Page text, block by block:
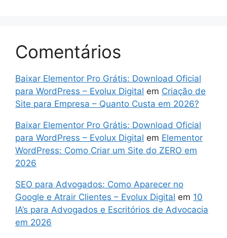
Comentários
Baixar Elementor Pro Grátis: Download Oficial
para WordPress – Evolux Digital em Criação de
Site para Empresa – Quanto Custa em 2026?
Baixar Elementor Pro Grátis: Download Oficial
para WordPress – Evolux Digital em Elementor
WordPress: Como Criar um Site do ZERO em
2026
SEO para Advogados: Como Aparecer no
Google e Atrair Clientes – Evolux Digital em 10
IA’s para Advogados e Escritórios de Advocacia
em 2026